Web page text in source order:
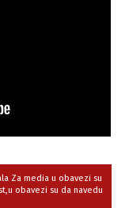
Za media u obavezi su
obavezi su da navedu